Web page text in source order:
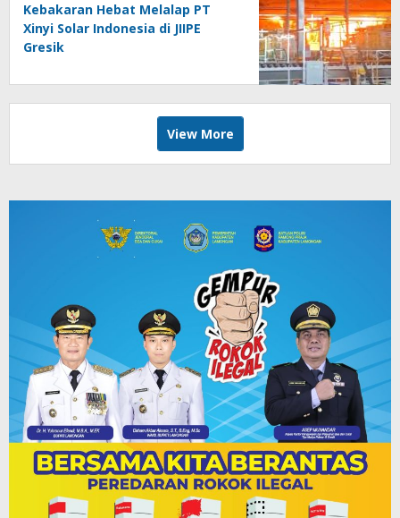
Kebakaran Hebat Melalap PT
Xinyi Solar Indonesia di JIIPE
Gresik
View More